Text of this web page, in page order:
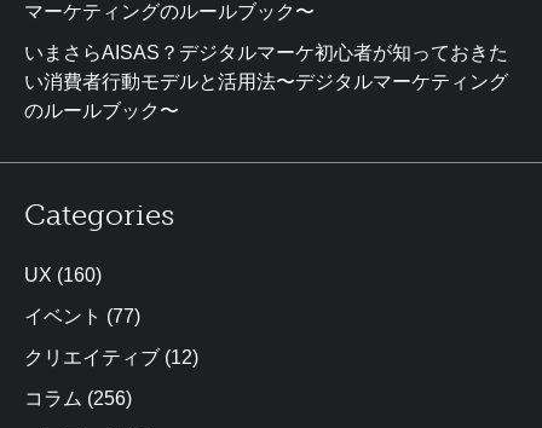
マーケティングのルールブック〜
いまさらAISAS？デジタルマーケ初心者が知っておきた
い消費者行動モデルと活用法〜デジタルマーケティング
のルールブック〜
Categories
UX (160)
イベント (77)
クリエイティブ (12)
コラム (256)